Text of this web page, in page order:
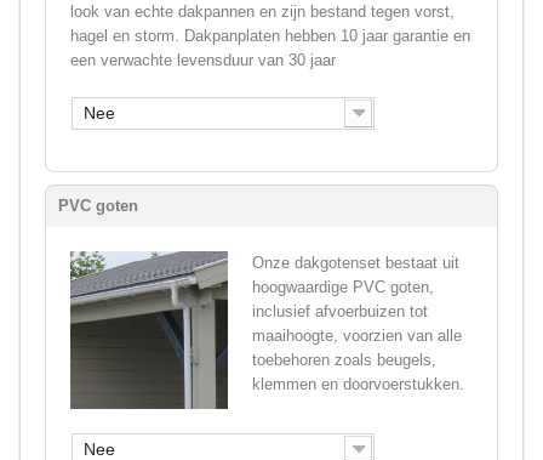
look van echte dakpannen en zijn bestand tegen vorst,
hagel en storm. Dakpanplaten hebben 10 jaar garantie en
een verwachte levensduur van 30 jaar
Nee
PVC goten
Onze dakgotenset bestaat uit
hoogwaardige PVC goten,
inclusief afvoerbuizen tot
maaihoogte, voorzien van alle
toebehoren zoals beugels,
klemmen en doorvoerstukken.
Nee